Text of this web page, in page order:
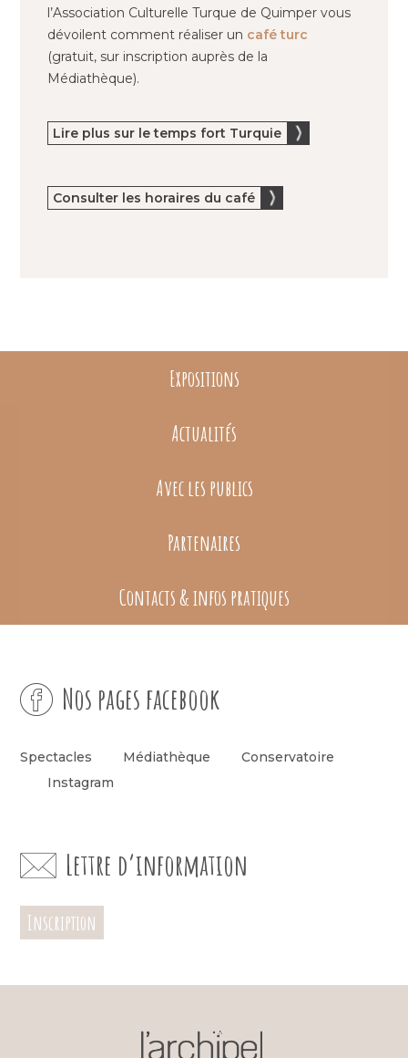
l’Association Culturelle Turque de Quimper vous
dévoilent comment réaliser un café turc
(gratuit, sur inscription auprès de la
Médiathèque).
Lire plus sur le temps fort Turquie
Consulter les horaires du café
Expositions
Actualités
Avec les publics
Partenaires
Contacts & infos pratiques
Nos pages facebook
Spectacles Médiathèque
Conservatoire
Instagram
Lettre d’information
Inscription